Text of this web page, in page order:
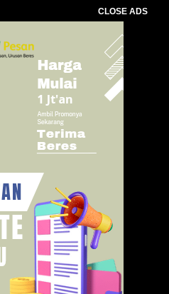
CLOSE ADS